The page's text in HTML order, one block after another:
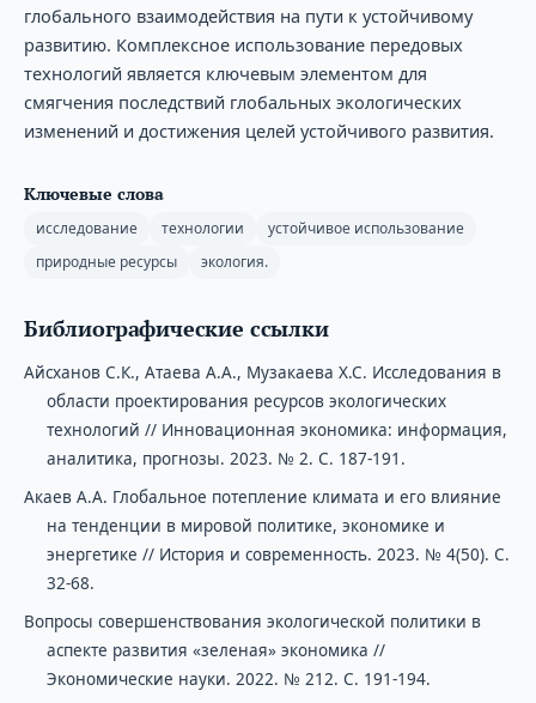
глобального взаимодействия на пути к устойчивому
развитию. Комплексное использование передовых
технологий является ключевым элементом для
смягчения последствий глобальных экологических
изменений и достижения целей устойчивого развития.
Ключевые слова
исследование технологии
устойчивое использование
природные ресурсы
экология.
Библиографические ссылки
Айсханов С.К., Атаева А.А., Музакаева Х.С. Исследования в
области проектирования ресурсов экологических
технологий // Инновационная экономика: информация,
аналитика, прогнозы. 2023. № 2. С. 187-191.
Акаев А.А. Глобальное потепление климата и его влияние
на тенденции в мировой политике, экономике и
энергетике // История и современность. 2023. № 4(50). С.
32-68.
Вопросы совершенствования экологической политики в
аспекте развития «зеленая» экономика //
Экономические науки. 2022. № 212. С. 191-194.